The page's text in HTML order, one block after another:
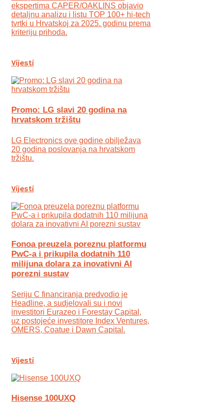
ekspertima CAPER/OAKLINS objavio
detaljnu analizu i listu TOP 100+ hi-tech
tvrtki u Hrvatskoj za 2025. godinu prema
kriteriju prihoda.
Vijesti
Promo: LG slavi 20 godina na
hrvatskom tržištu
LG Electronics ove godine obilježava
20 godina poslovanja na hrvatskom
tržištu.
Vijesti
Fonoa preuzela poreznu platformu
PwC-a i prikupila dodatnih 110
milijuna dolara za inovativni AI
porezni sustav
Seriju C financiranja predvodio je
Headline, a sudjelovali su i novi
investitori Eurazeo i Forestay Capital,
uz postojeće investitore Index Ventures,
OMERS, Coatue i Dawn Capital.
Vijesti
Hisense 100UXQ